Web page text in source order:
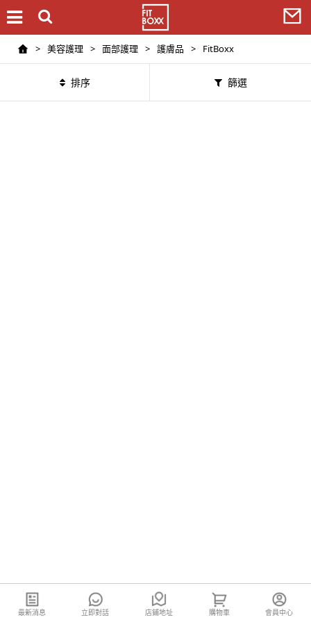
> 美容護理 > 面部護理 > 護膚品 > FitBoxx
排序 篩選
最新消息 立即對話 店鋪地址 購物車 會員中心